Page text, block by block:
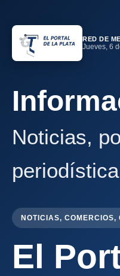
RED DE
Jueves, 6
Noticias,
NOTICIAS,
El